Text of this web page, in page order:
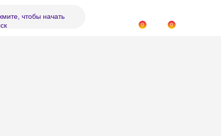
чтобы начать
0 0